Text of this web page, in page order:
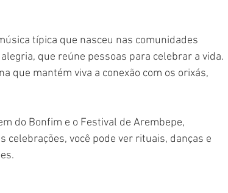
típica que nasceu nas comunidades
que reúne pessoas para celebrar a vida.
que mantém viva a conexão com os orixás,
do Bonfim e o Festival de Arembepe,
celebrações, você pode ver rituais, danças e